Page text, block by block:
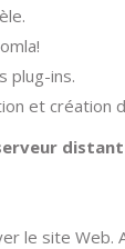
plug-ins.
et création
distant
le site Web.